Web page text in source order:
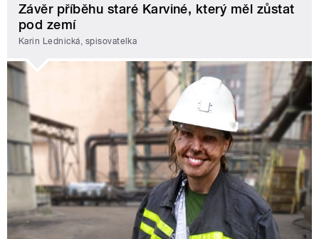
Závěr příběhu staré Karviné, který měl zůstat
pod zemí
Karin Lednická, spisovatelka